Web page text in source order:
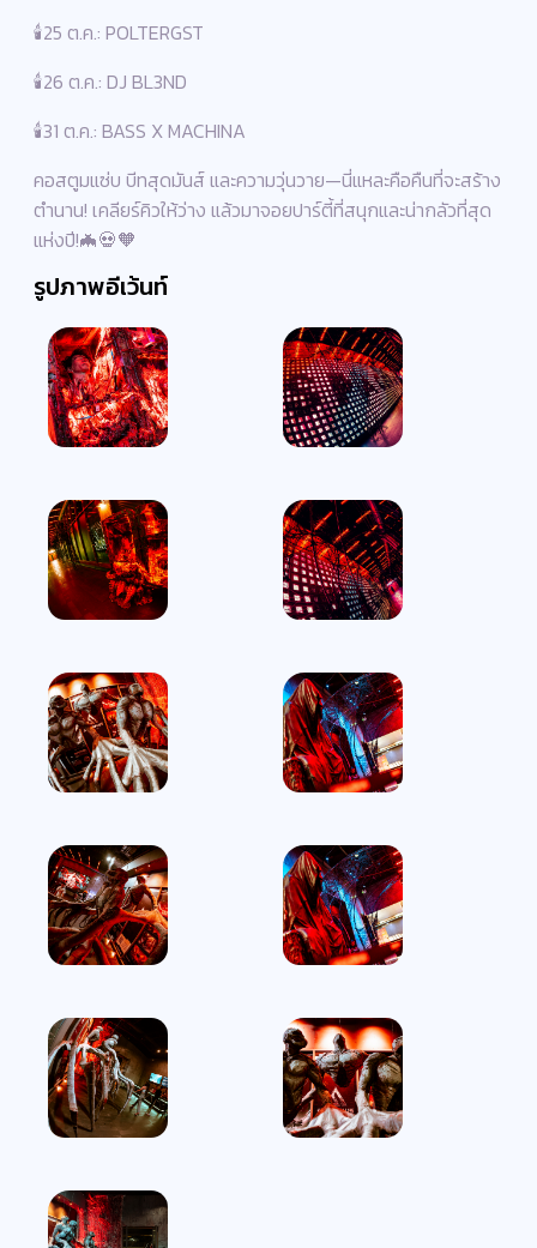
🕯️25 ต.ค.: POLTERGST
🕯️26 ต.ค.: DJ BL3ND
🕯️31 ต.ค.: BASS X MACHINA
คอสตูมแซ่บ บีทสุดมันส์ และความวุ่นวาย—นี่แหละคือคืนที่จะสร้าง
ตำนาน! เคลียร์คิวให้ว่าง แล้วมาจอยปาร์ตี้ที่สนุกและน่ากลัวที่สุด
แห่งปี!🦇💀🧡
รูปภาพอีเว้นท์